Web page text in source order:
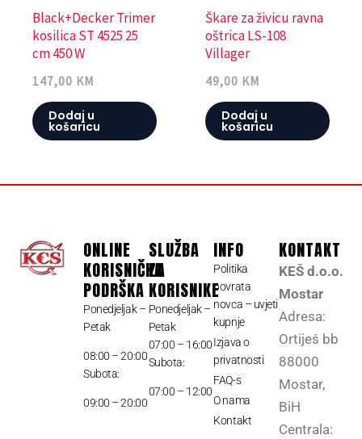
Black+Decker Trimer
kosilica ST 4525 25
cm 450 W
147,00 KM
Dodaj u
košaricu
Škare za živicu ravna
oštrica LS-108
Villager
49,00 KM
Dodaj u
košaricu
ONLINE
KORISNIČKA
PODRŠKA
Ponedjeljak –
Petak
08:00 – 20:00
Subota:
09:00 – 20:00
SLUŽBA
ZA
KORISNIKE
Ponedjeljak –
Petak
07:00 – 16:00
Subota:
07:00 – 12:00
INFO
Politika
povrata
novca – uvjeti
kupnje
Izjava o
privatnosti
FAQ-s
O nama
Kontakt
KONTAKT
KEŠ d.o.o.
Mostar
Adresa:
Ortiješ bb
88000
Mostar,
BiH
Centrala: